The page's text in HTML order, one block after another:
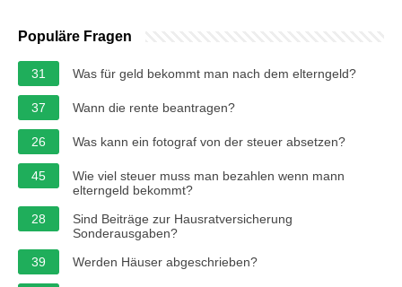
Populäre Fragen
31 Was für geld bekommt man nach dem elterngeld?
37 Wann die rente beantragen?
26 Was kann ein fotograf von der steuer absetzen?
45
Wie viel steuer muss man bezahlen wenn mann
elterngeld bekommt?
28
Sind Beiträge zur Hausratversicherung
Sonderausgaben?
39
Werden Häuser abgeschrieben?